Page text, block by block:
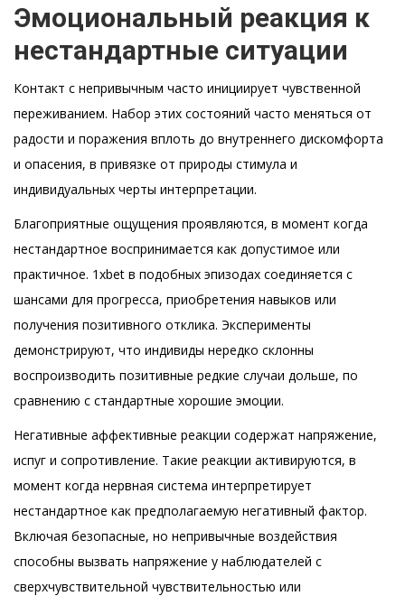
Эмоциональный реакция к
нестандартные ситуации
Контакт с непривычным часто инициирует чувственной
переживанием. Набор этих состояний часто меняться от
радости и поражения вплоть до внутреннего дискомфорта
и опасения, в привязке от природы стимула и
индивидуальных черты интерпретации.
Благоприятные ощущения проявляются, в момент когда
нестандартное воспринимается как допустимое или
практичное. 1xbet в подобных эпизодах соединяется с
шансами для прогресса, приобретения навыков или
получения позитивного отклика. Эксперименты
демонстрируют, что индивиды нередко склонны
воспроизводить позитивные редкие случаи дольше, по
сравнению с стандартные хорошие эмоции.
Негативные аффективные реакции содержат напряжение,
испуг и сопротивление. Такие реакции активируются, в
момент когда нервная система интерпретирует
нестандартное как предполагаемую негативный фактор.
Включая безопасные, но непривычные воздействия
способны вызвать напряжение у наблюдателей с
сверхчувствительной чувствительностью или